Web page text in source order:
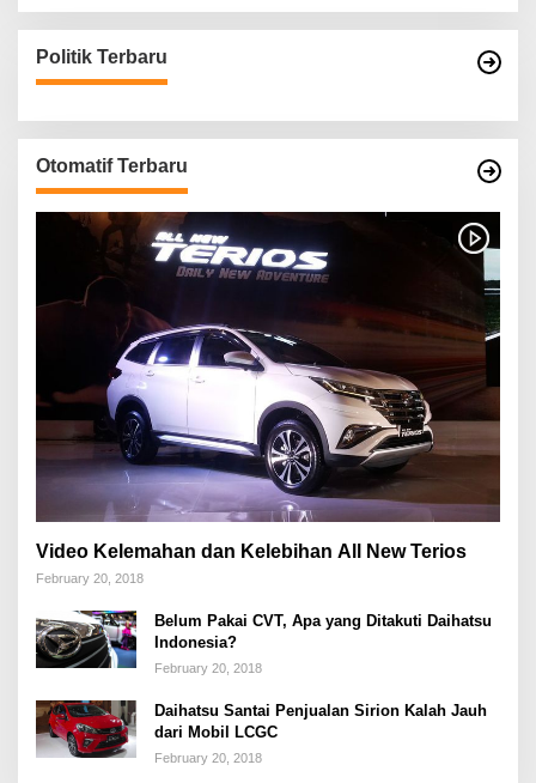
Politik Terbaru
Otomatif Terbaru
Video Kelemahan dan Kelebihan All New Terios
February 20, 2018
Belum Pakai CVT, Apa yang Ditakuti Daihatsu
Indonesia?
February 20, 2018
Daihatsu Santai Penjualan Sirion Kalah Jauh
dari Mobil LCGC
February 20, 2018